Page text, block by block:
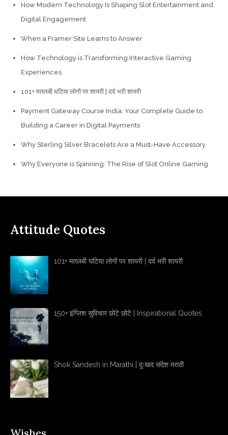
How Modern Technology Is Shaping Slot Entertainment and
Digital Engagement
When a Framer Site Learns to Answer
How Technology is Transforming Interactive Gaming
Experiences
101+ मतलबी घटिया लोगों पर शायरी | दर्द भरी शायरी
Payment Gateway Course India: Your Complete Guide to
Building a Career in Digital Payments
Why Sterling Silver Bracelets Are a Must-Have Accessory
Why Everyone is Spinning: The Rise of Slot Online Gaming
Attitude Quotes
101+ मतलबी घटिया लोगों पर शायरी | दर्द भरी शायरी
150+ इंग्लिश सुविचार छोटे छोटे | Inspirational Quotes
Shok Sandesh in Marathi | दुःखद संदेश मराठी